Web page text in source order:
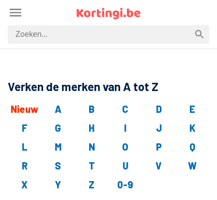
Verken de merken van A tot Z
Nieuw A B C D
E
F
G H I J
K
L
M N O P
Q
R
S T U V
W
X
Y Z 0-9